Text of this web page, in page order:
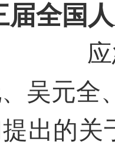
届全国
吴元全
出的关